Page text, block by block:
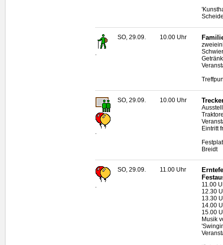
.
SO, 29.09. 10.00 Uhr
SO, 29.09. 10.00 Uhr
Eintritt
Breidt
.
SO, 29.09. 11.00 Uhr
11.00
12.30
13.30
14.00
15.00
Musik